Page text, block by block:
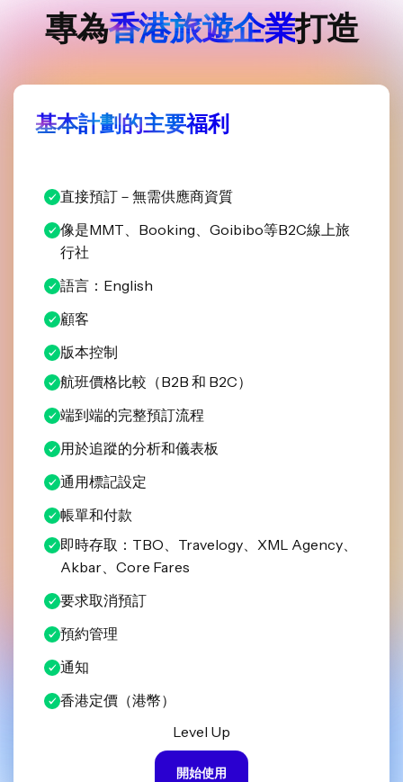
專為香港旅遊企業打造
基本計劃的主要福利
直接預訂－無需供應商資質
像是MMT、Booking、Goibibo等B2C線上旅
行社
語言：English
顧客
版本控制
航班價格比較（B2B 和 B2C）
端到端的完整預訂流程
用於追蹤的分析和儀表板
通用標記設定
帳單和付款
即時存取：TBO、Travelogy、XML Agency、
Akbar、Core Fares
要求取消預訂
預約管理
通知
香港定價（港幣）
Level Up
開始使用